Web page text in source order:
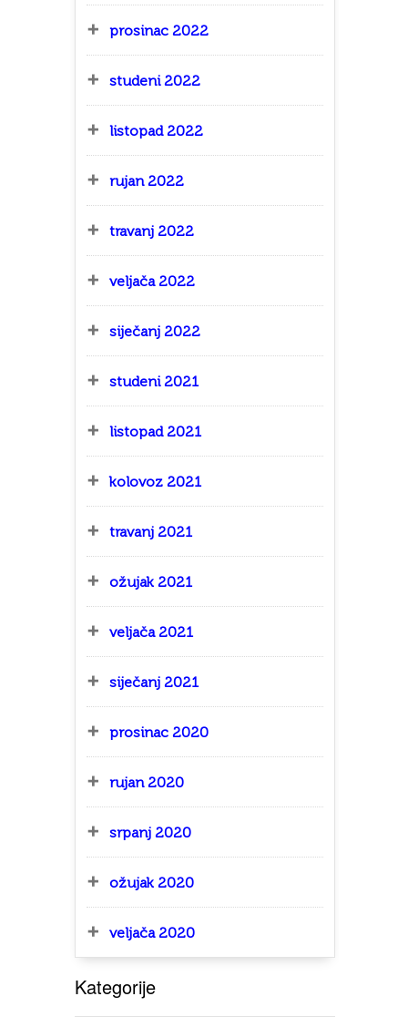
prosinac 2022
studeni 2022
listopad 2022
rujan 2022
travanj 2022
veljača 2022
siječanj 2022
studeni 2021
listopad 2021
kolovoz 2021
travanj 2021
ožujak 2021
veljača 2021
siječanj 2021
prosinac 2020
rujan 2020
srpanj 2020
ožujak 2020
veljača 2020
Kategorije